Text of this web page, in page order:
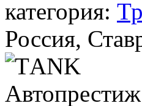
категория:
Россия,